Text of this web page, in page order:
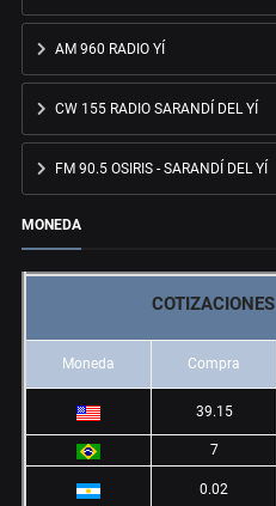
AM 960 RADIO YÍ
CW 155 RADIO SARANDÍ DEL YÍ
FM 90.5 OSIRIS - SARANDÍ DEL YÍ
MONEDA
COTIZACIONES
Moneda Compra
39.15
7
0.02